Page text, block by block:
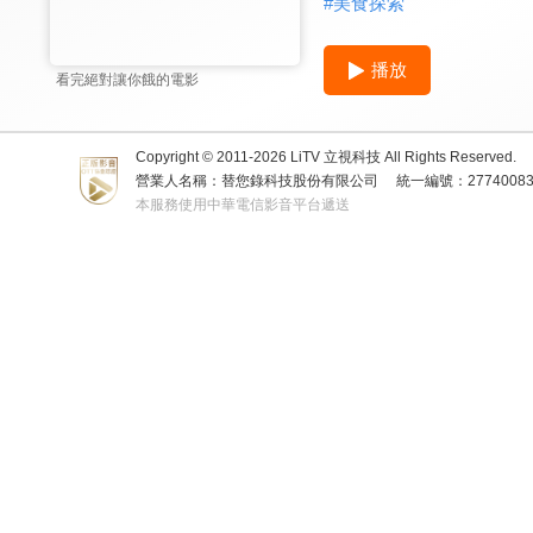
看完絕對讓你餓的電影
播放
Copyright © 2011-2026 LiTV 立視科技 All Rights Reserved.
營業人名稱：替您錄科技股份有限公司
統一編號：
本服務使用中華電信影音平台遞送